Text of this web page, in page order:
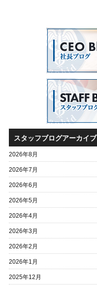
スタッフブログアーカイブ
2026年8月
2026年7月
2026年6月
2026年5月
2026年4月
2026年3月
2026年2月
2026年1月
2025年12月